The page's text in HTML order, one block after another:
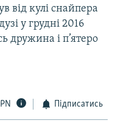
від кулі снайпера
у грудні 2016
дружина і п’ятеро
Підписатись